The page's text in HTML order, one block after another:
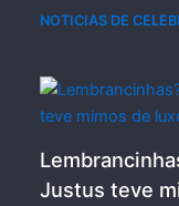
NOTICIAS DE
Justus teve